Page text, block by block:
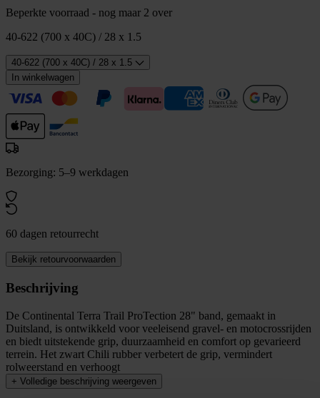
Beperkte voorraad - nog maar 2 over
40-622 (700 x 40C) / 28 x 1.5
40-622 (700 x 40C) / 28 x 1.5
In winkelwagen
Bezorging: 5–9 werkdagen
60 dagen retourrecht
Bekijk retourvoorwaarden
Beschrijving
De Continental Terra Trail ProTection 28" band, gemaakt in
Duitsland, is ontwikkeld voor veeleisend gravel- en motocrossrijden
en biedt uitstekende grip, duurzaamheid en comfort op gevarieerd
terrein. Het zwart Chili rubber verbetert de grip, vermindert
rolweerstand en verhoogt
+ Volledige beschrijving weergeven